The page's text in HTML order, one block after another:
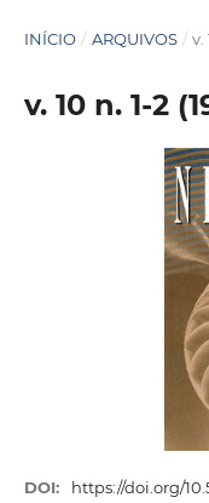
INÍCIO / ARQUIVOS / v.
v. 10 n. 1-2
DOI: https://doi.org/